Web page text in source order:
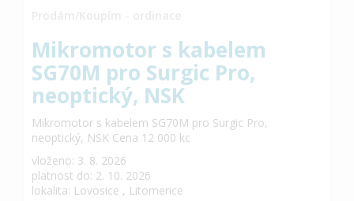
Mikromotor s kabelem
SG70M pro Surgic Pro,
neoptický, NSK
Mikromotor s kabelem SG70M pro Surgic Pro,
neoptický, NSK Cena 12 000 kc
vloženo: 3. 8. 2026
platnost do: 2. 10. 2026
lokalita: Lovosice , Litomerice